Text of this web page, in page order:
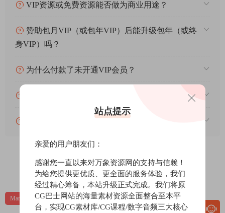
VIP资源或免费资源能否做为商业用途？
赞助包月VIP（或包年VIP）后能升级包年（或终
身VIP）吗？
为什么付款了未开通VIP会员？
0 0
Martin_K教程 平面设计 版式设计
站点提示
亲爱的用户朋友们：
感谢您一直以来对万象资源网的支持与信赖！
为给您提供更优质、更全面的服务体验，我们
经过精心筹备，本站升级正式完成。我们将原
CG巴士网站的海量素材资源全面整合至本平
台，实现CG素材库/CG课程/数字音频三大核心